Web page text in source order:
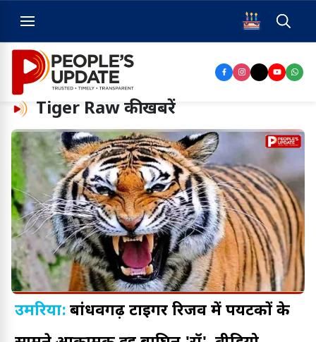
Tiger Rawकी खबरें
उमरिया: बांधवगढ़ टाइगर रिजर्व में पर्यटकों के